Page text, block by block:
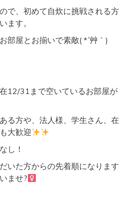
で、初めて自炊に挑戦される方
ます。
部屋とお揃いで素敵( *´艸｀)
12/31まで空いているお部屋が
る方や、法人様、学生さん、在
大歓迎
し！
いた方からの先着順になります
ませ?‍